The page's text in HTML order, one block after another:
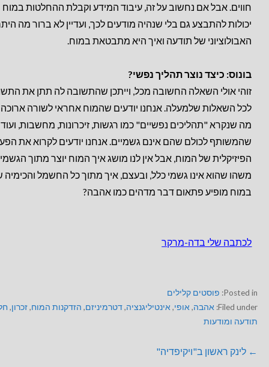
חווים. אבל אם נחשוב על זה, עיבוד המידע וקבלת ההחלטות במוח
יכולות להתבצע גם בלי שנהיה מודעים לכך, ועדיין לא ברור מה
האבולוציוני של תודעה ואיך היא מתבטאת במוח.
בונוס: כיצד נוצר תהליך נפשי?
זוהי אולי השאלה החשובה מכל, וייתכן שהתשובה לה תתן את
לכל השאלות שלמעלה. אנחנו יודעים שהמוח אחראי לשורה
מה שנקרא "תהליכים נפשיים" כמו רגשות, זיכרונות, מחשבות, ועוד
שהמשותף לכולם שהם אינם גשמיים. אנחנו יודעים לקרוא את
הפיזיקלית של המוח, אבל אין לנו מושג איך המוח יוצר מתוך
משהו שהוא אינו גשמי כלל, ובעצם, איך מתוך כל החשמל והכימיה
במוח מופיע פתאום דבר מדהים כמו אהבה?
לכתבה שלי בדה-מרקר
Posted in: פוסטים קלילים
Filed under: אהבה, אופי, אינטיליגנציה,דטרמיניזם, הזדקנות המוח,זכרון,
תודעה ומודעות
← לינק ראשון ב"ויקיפדיה"